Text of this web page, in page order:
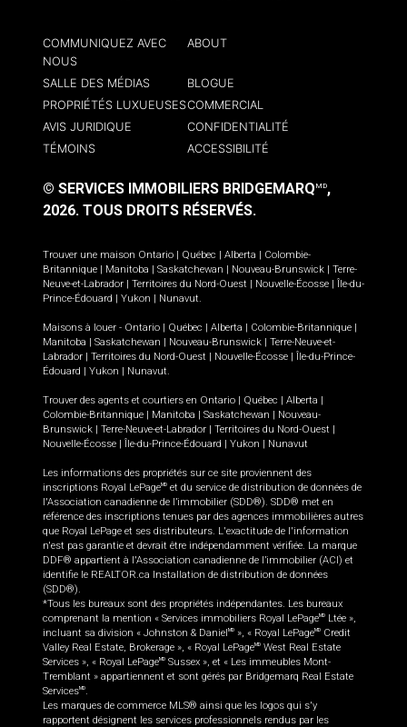
COMMUNIQUEZ AVEC
NOUS
ABOUT
SALLE DES MÉDIAS
BLOGUE
PROPRIÉTÉS LUXUEUSESCOMMERCIAL
AVIS JURIDIQUE
CONFIDENTIALITÉ
TÉMOINS
ACCESSIBILITÉ
© SERVICES IMMOBILIERS BRIDGEMARQ MD,
2026. TOUS DROITS RÉSERVÉS.
Trouver une maison Ontario | Québec | Alberta | Colombie-
Britannique | Manitoba | Saskatchewan | Nouveau-Brunswick | Terre-
Neuve-et-Labrador | Territoires du Nord-Ouest | Nouvelle-Écosse | Île-du-
Prince-Édouard | Yukon | Nunavut.
Maisons à louer - Ontario | Québec | Alberta | Colombie-Britannique |
Manitoba | Saskatchewan | Nouveau-Brunswick | Terre-Neuve-et-
Labrador | Territoires du Nord-Ouest | Nouvelle-Écosse | Île-du-Prince-
Édouard | Yukon | Nunavut.
Trouver des agents et courtiers en Ontario | Québec | Alberta |
Colombie-Britannique | Manitoba | Saskatchewan | Nouveau-
Brunswick | Terre-Neuve-et-Labrador | Territoires du Nord-Ouest |
Nouvelle-Écosse | Île-du-Prince-Édouard | Yukon | Nunavut
Les informations des propriétés sur ce site proviennent des
inscriptions Royal LePageMD et du service de distribution de données de
l'Association canadienne de l’immobilier (SDD®). SDD® met en
référence des inscriptions tenues par des agences immobilières autres
que Royal LePage et ses distributeurs. L'exactitude de l'information
n'est pas garantie et devrait être indépendamment vérifiée. La marque
DDF® appartient à l'Association canadienne de l’immobilier (ACI) et
identifie le REALTOR.ca Installation de distribution de données
(SDD®).
*Tous les bureaux sont des propriétés indépendantes. Les bureaux
comprenant la mention « Services immobiliers Royal LePageMD
Ltée »,
incluant sa division « Johnston & DanielMD », « Royal LePageMD
Credit
Valley Real Estate, Brokerage », « Royal LePageMD West Real Estate
Services », « Royal LePageMD Sussex », et « Les immeubles Mont-
Tremblant » appartiennent et sont gérés par Bridgemarq Real Estate
ServicesMD.
Les marques de commerce MLS® ainsi que les logos qui s'y
rapportent désignent les services professionnels rendus par les